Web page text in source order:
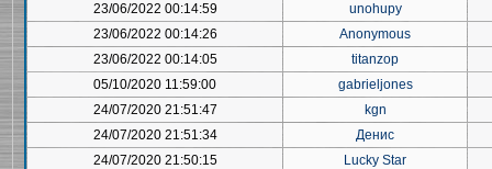
23/06/2022 00:14:59
unohupy
23/06/2022 00:14:26
Anonymous
23/06/2022 00:14:05
titanzop
05/10/2020 11:59:00
gabrieljones
24/07/2020 21:51:47
kgn
24/07/2020 21:51:34
Денис
24/07/2020 21:50:15
Lucky Star